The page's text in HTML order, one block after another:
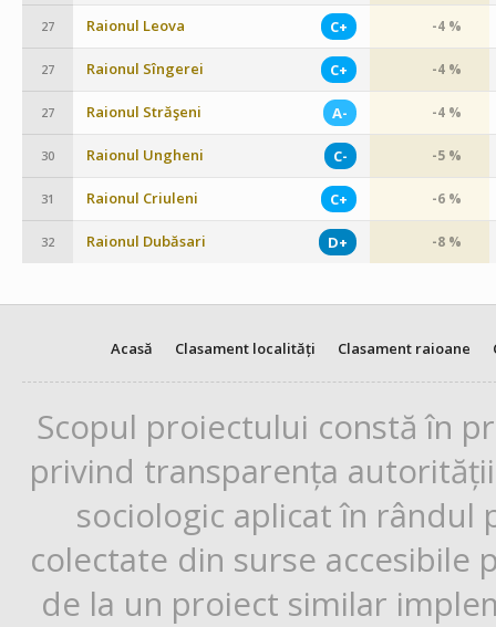
27 Raionul Leova C+ -4 %
27 Raionul Sîngerei C+ -4 %
27 Raionul Străşeni A- -4 %
30 Raionul Ungheni C- -5 %
31 Raionul Criuleni C+ -6 %
32 Raionul Dubăsari D+ -8 %
Acasă Clasament localități Clasament raioane
Scopul proiectului constă în
privind transparența
sociologic aplicat în rândul
colectate din surse
de la un proiect similar